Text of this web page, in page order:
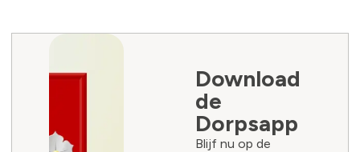
Download
de
Dorpsapp
Blijf nu op de